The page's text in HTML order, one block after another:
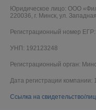
Юридическое лицо: ООО
220036, г. Минск, ул.
Регистрационный номер
УНП: 192123248
Регистрационный орган:
Дата регистрации компании:
Ссылка на свидетельство/